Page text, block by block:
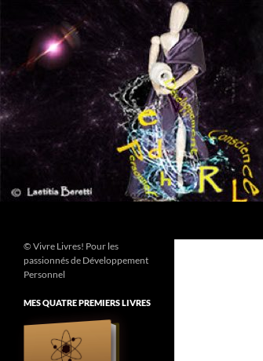
contenu
© Vivre Livres! Pour les
passionnés de Développement
Personnel
MES QUATRE PREMIERS LIVRES